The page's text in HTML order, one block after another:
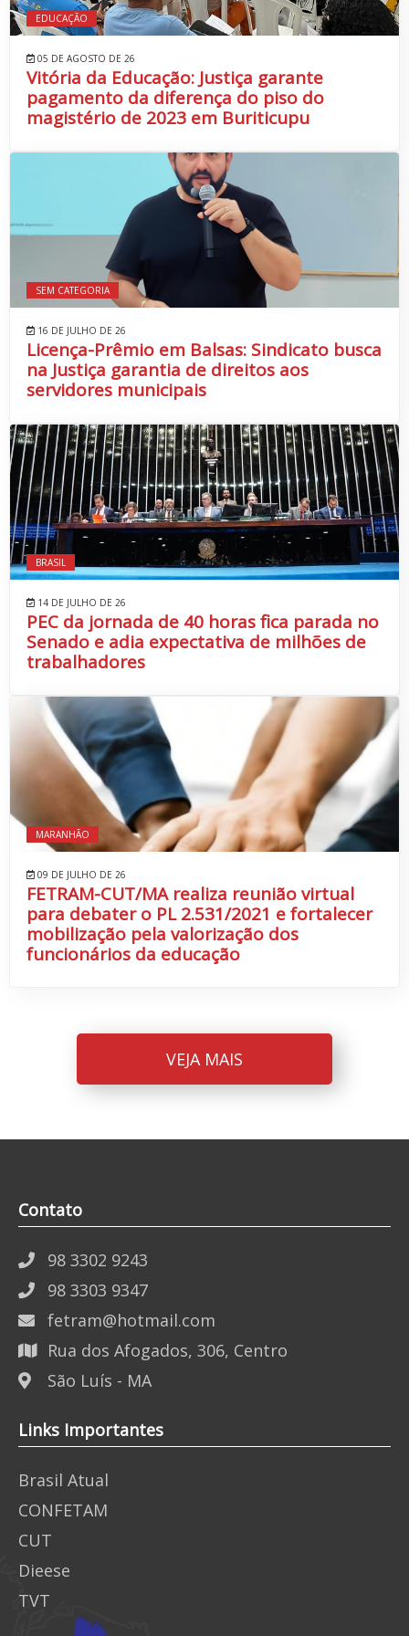
EDUCAÇÃO
05 DE AGOSTO DE 26
Vitória da Educação: Justiça garante
pagamento da diferença do piso do
magistério de 2023 em Buriticupu
SEM CATEGORIA
16 DE JULHO DE 26
Licença-Prêmio em Balsas: Sindicato busca
na Justiça garantia de direitos aos
servidores municipais
BRASIL
14 DE JULHO DE 26
PEC da jornada de 40 horas fica parada no
Senado e adia expectativa de milhões de
trabalhadores
MARANHÃO
09 DE JULHO DE 26
FETRAM-CUT/MA realiza reunião virtual
para debater o PL 2.531/2021 e fortalecer
mobilização pela valorização dos
funcionários da educação
VEJA MAIS
Contato
98 3302 9243
98 3303 9347
fetram@hotmail.com
Rua dos Afogados, 306, Centro
São Luís - MA
Links Importantes
Brasil Atual
CONFETAM
CUT
Dieese
TVT